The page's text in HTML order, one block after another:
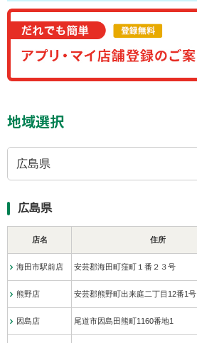
地域選択
広島県
広島県
店名 住所
海田市駅前店 安芸郡海田町窪町１番２３号
熊野店 安芸郡熊野町出来庭二丁目12番1号
因島店 尾道市因島田熊町1160番地1